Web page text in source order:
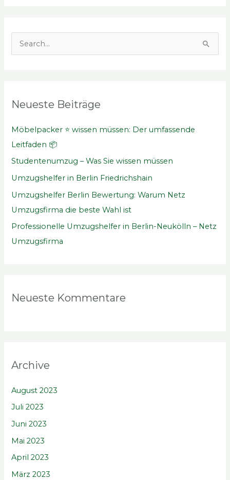
e
c
h
:
Neueste Beiträge
Möbelpacker ⭐ wissen müssen: Der umfassende
Leitfaden 📦
Studentenumzug – Was Sie wissen müssen
Umzugshelfer in Berlin Friedrichshain
Umzugshelfer Berlin Bewertung: Warum Netz
Umzugsfirma die beste Wahl ist
Professionelle Umzugshelfer in Berlin-Neukölln – Netz
Umzugsfirma
Neueste Kommentare
Archive
August 2023
Juli 2023
Juni 2023
Mai 2023
April 2023
März 2023